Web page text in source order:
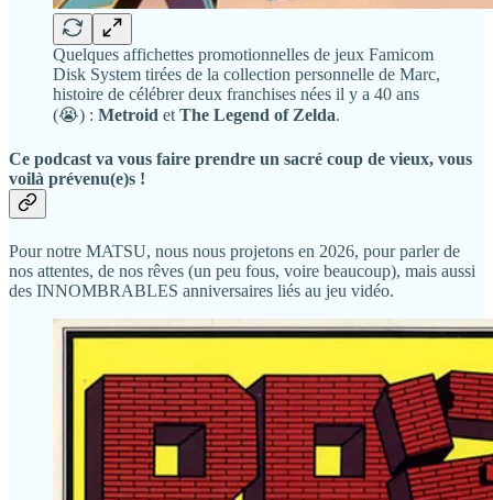
Quelques affichettes promotionnelles de jeux Famicom
Disk System tirées de la collection personnelle de Marc,
histoire de célébrer deux franchises nées il y a 40 ans
(😭) : Metroid et The Legend of Zelda.
Ce podcast va vous faire prendre un sacré coup de vieux, vous
voilà prévenu(e)s !
Pour notre MATSU, nous nous projetons en 2026, pour parler de
nos attentes, de nos rêves (un peu fous, voire beaucoup), mais aussi
des INNOMBRABLES anniversaires liés au jeu vidéo.